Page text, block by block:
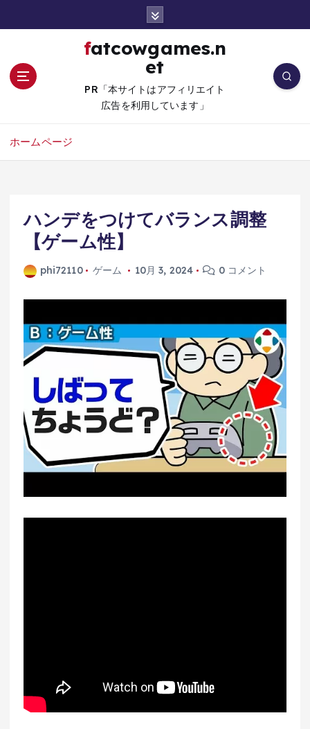
fatcowgames.n
et
PR「本サイトはアフィリエイト
広告を利用しています」
ホームページ
ハンデをつけてバランス調整
【ゲーム性】
phi72110 ゲーム 10月 3, 2024 0 コメント